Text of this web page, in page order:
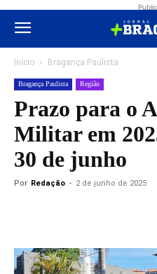
Início Bragança Paulista
Bragança Paulista Região
Prazo para o
Militar em
30 de junho
Por Redação - 2 de junho de 2025